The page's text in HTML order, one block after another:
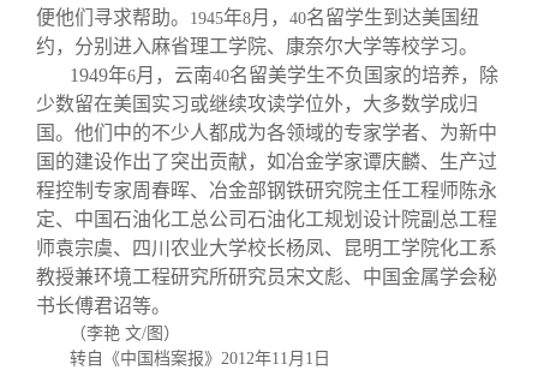
便他们寻求帮助。
1945年8月， 40名留学生到达美国纽
约，分别进入麻省理工学院、康奈尔大学等校学习。
1949年6月，云南40名留美学生不负国家的培养，除
少数留在美国实习或继续攻读学位外，大多数学成归
国。他们中的不少人都成为各领域的专家学者、为新中
国的建设作出了突出贡献，如冶金学家谭庆麟、生产过
程控制专家周春晖、冶金部钢铁研究院主任工程师陈永
定、中国石油化工总公司石油化工规划设计院副总工程
师袁宗虞、四川农业大学校长杨凤、昆明工学院化工系
教授兼环境工程研究所研究员宋文彪、中国金属学会秘
书长傅君诏等。
（李艳 文/图）
转自《中国档案报》 2012年11 月 1 日